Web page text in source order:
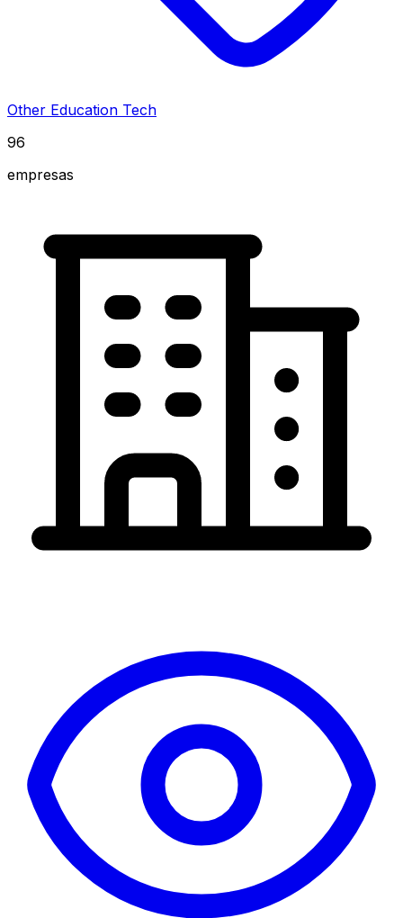
Other Education Tech
96
empresas